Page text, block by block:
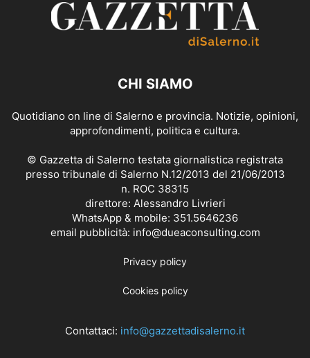
CHI SIAMO
Quotidiano on line di Salerno e provincia. Notizie, opinioni,
approfondimenti, politica e cultura.
© Gazzetta di Salerno testata giornalistica registrata
presso tribunale di Salerno N.12/2013 del 21/06/2013
n. ROC 38315
direttore: Alessandro Livrieri
WhatsApp & mobile: 351.5646236
email pubblicità: info@dueaconsulting.com
Privacy policy
Cookies policy
Contattaci: info@gazzettadisalerno.it